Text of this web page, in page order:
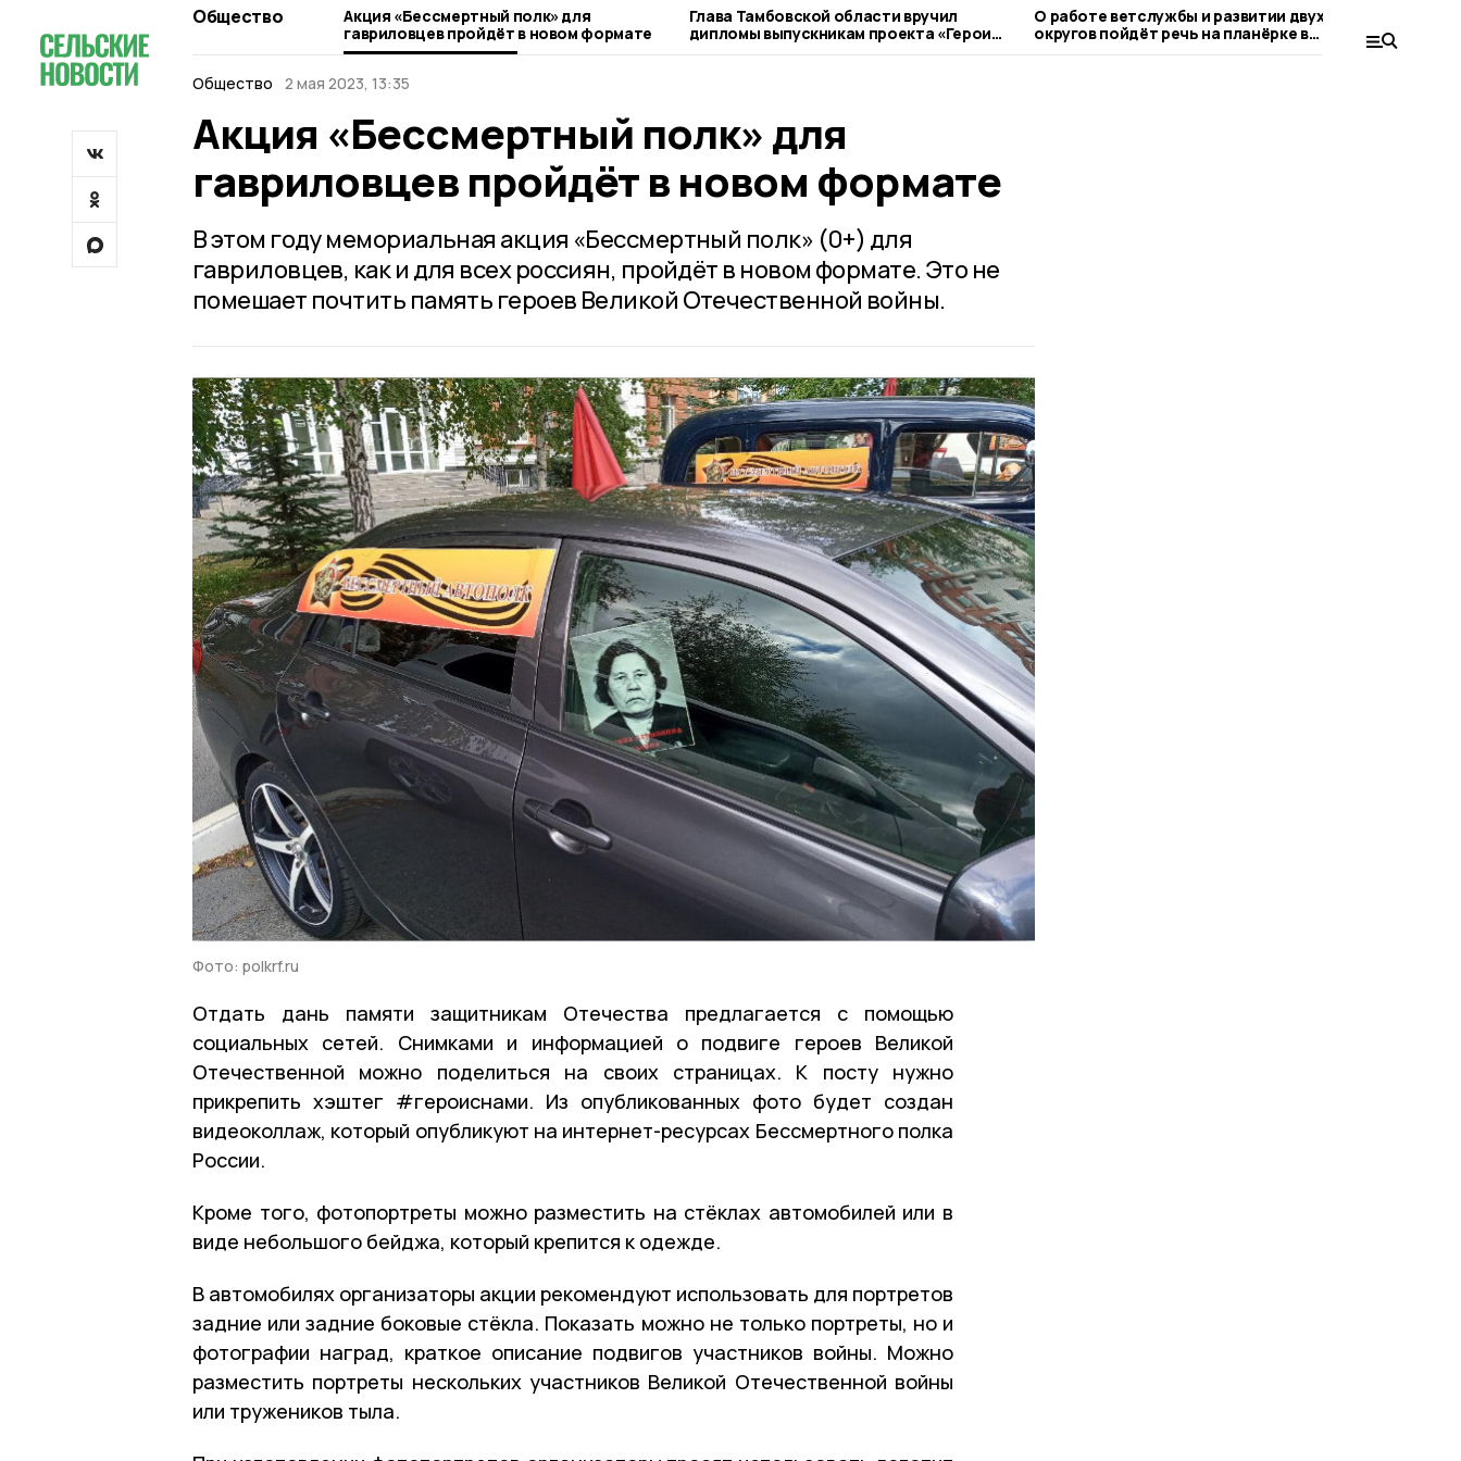
Общество
Акция «Бессмертный полк» для
гавриловцев пройдёт в новом формате
Глава Тамбовской области вручил
дипломы выпускникам проекта «Герои
Тамбовщины»
О работе ветслужбы и развитии двух
округов пойдёт речь на планёрке в
правительстве Тамбовской области
Общество
2 мая 2023, 13:35
Акция «Бессмертный полк» для
гавриловцев пройдёт в новом формате
В этом году мемориальная акция «Бессмертный полк» (0+) для
гавриловцев, как и для всех россиян, пройдёт в новом формате. Это не
помешает почтить память героев Великой Отечественной войны.
Фото: polkrf.ru
Отдать дань памяти защитникам Отечества предлагается с помощью
социальных сетей. Снимками и информацией о подвиге героев Великой
Отечественной можно поделиться на своих страницах. К посту нужно
прикрепить хэштег #героиснами. Из опубликованных фото будет создан
видеоколлаж, который опубликуют на интернет-ресурсах Бессмертного полка
России.
Кроме того, фотопортреты можно разместить на стёклах автомобилей или в
виде небольшого бейджа, который крепится к одежде.
В автомобилях организаторы акции рекомендуют использовать для портретов
задние или задние боковые стёкла. Показать можно не только портреты, но и
фотографии наград, краткое описание подвигов участников войны. Можно
разместить портреты нескольких участников Великой Отечественной войны
или тружеников тыла.